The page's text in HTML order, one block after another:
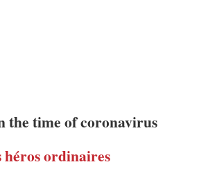
the time of coronavirus
héros ordinaires